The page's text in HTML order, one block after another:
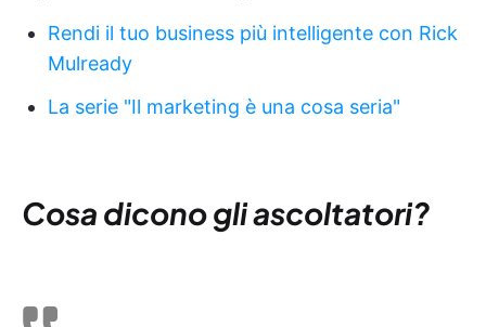
Rendi il tuo business più intelligente con Rick
Mulready
La serie "Il marketing è una cosa seria"
Cosa dicono gli ascoltatori?